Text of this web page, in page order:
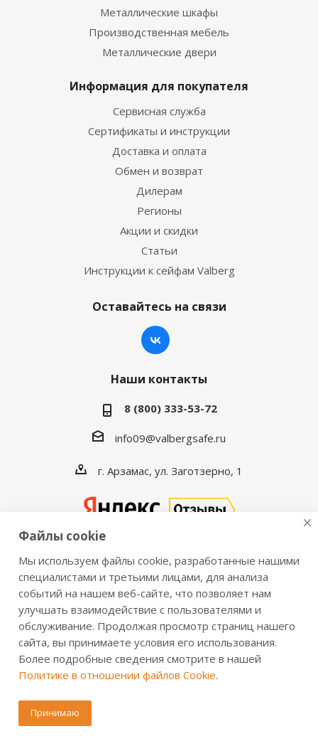
Металлические шкафы
Производственная мебель
Металлические двери
Информация для покупателя
Сервисная служба
Сертификаты и инструкции
Доставка и оплата
Обмен и возврат
Дилерам
Регионы
Акции и скидки
Статьи
Инструкции к сейфам Valberg
Оставайтесь на связи
Наши контакты
8 (800) 333-53-72
info09@valbergsafe.ru
г. Арзамас, ул. Заготзерно, 1
2016-2026 © VALBERGSAFE.RU — Интернет-магазин
сейфов Valberg и металлической мебели Практик.
Продажа сейфов для дома и офиса, металлических
шкафов, стеллажей, металлических дверей.
Информация о розничных ценах, технических
характеристиках, наличии на складе носит справочный
характер и не является публичной офертой,
Файлы cookie
Мы используем файлы cookie, разработанные нашими
специалистами и третьими лицами, для анализа
событий на нашем веб-сайте, что позволяет нам
улучшать взаимодействие с пользователями и
обслуживание. Продолжая просмотр страниц нашего
сайта, вы принимаете условия его использования.
Более подробные сведения смотрите в нашей
Политике в отношении файлов Cookie.
Принимаю